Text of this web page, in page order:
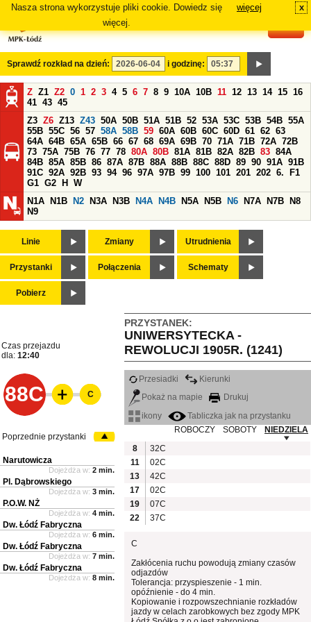
Nasza strona wykorzystuje pliki cookie. Dowiedz się
więcej.
więcej x
Sprawdź rozkład na dzień: i godzinę:
Z Z1 Z2 0 1 2 3 4 5 6 7 8 9 10A 10B 11 12 13 14 15 16
41 43 45
Z3 Z6 Z13 Z43 50A 50B 51A 51B 52 53A 53C 53B 54B 55A
55B 55C 56 57 58A 58B 59 60A 60B 60C 60D 61 62 63
64A 64B 65A 65B 66 67 68 69A 69B 70 71A 71B 72A 72B
73 75A 75B 76 77 78 80A 80B 81A 81B 82A 82B 83 84A
84B 85A 85B 86 87A 87B 88A 88B 88C 88D 89 90 91A 91B
91C 92A 92B 93 94 96 97A 97B 99 100 101 201 202 6.
F1
G1 G2 H
W
N1A
N1B N2 N3A N3B N4A N4B N5A N5B N6 N7A N7B
N8
N9
Linie Zmiany Utrudnienia
Przystanki Połączenia Schematy
Pobierz
PRZYSTANEK:
UNIWERSYTECKA -
REWOLUCJI 1905R. (1241)
Czas przejazdu
dla: 12:40
88C
Przesiadki
Kierunki
Pokaż na mapie
Drukuj
ikony
Tabliczka jak na przystanku
ROBOCZY
SOBOTY
NIEDZIELA
8
32C
11
02C
13
42C
17
02C
19
07C
22
37C
C
Zakłócenia ruchu powodują zmiany czasów
odjazdów
Tolerancja: przyspieszenie - 1 min.
opóźnienie - do 4 min.
Kopiowanie i rozpowszechnianie rozkładów
jazdy w celach zarobkowych bez zgody MPK
C
Poprzednie przystanki
Narutowicza
Dojeżdża w: 2 min.
Pl. Dąbrowskiego
Dojeżdża w: 3 min.
P.O.W. NŻ
Dojeżdża w: 4 min.
Dw. Łódź Fabryczna
Dojeżdża w: 6 min.
Dw. Łódź Fabryczna
Dojeżdża w: 7 min.
Dw. Łódź Fabryczna
Dojeżdża w: 8 min.